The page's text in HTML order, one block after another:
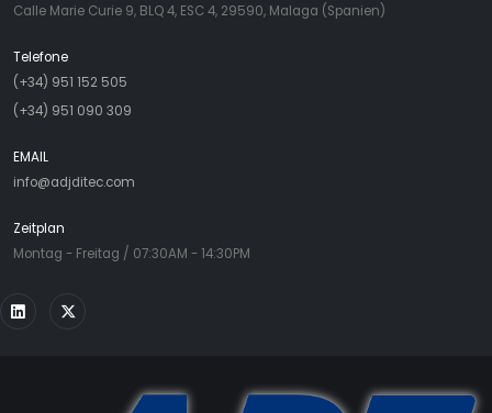
Calle Marie Curie 9, BLQ 4, ESC 4, 29590, Malaga (Spanien)
Telefone
(+34) 951 152 505
(+34) 951 090 309
EMAIL
info@adjditec.com
Zeitplan
Montag - Freitag / 07:30AM - 14:30PM